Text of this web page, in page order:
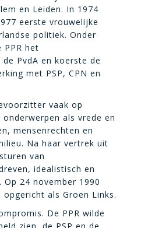
en Leiden. In 1974
eerste vrouwelijke
politiek. Onder
PPR het
PvdA en koerste de
met PSP, CPN en
vaak op
als vrede en
mensenrechten en
Na haar vertrek uit
van
idealistisch en
24 november 1990
als Groen Links.
De PPR wilde